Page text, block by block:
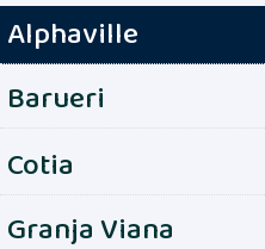
Alphaville
Barueri
Cotia
Granja Viana